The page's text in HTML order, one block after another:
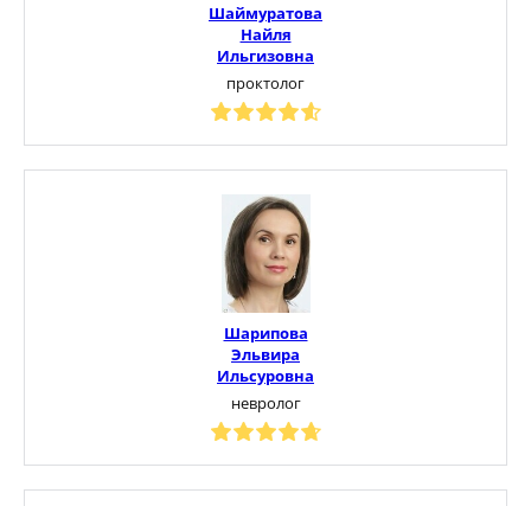
Шаймуратова
Найля
Ильгизовна
проктолог
Шарипова
Эльвира
Ильсуровна
невролог